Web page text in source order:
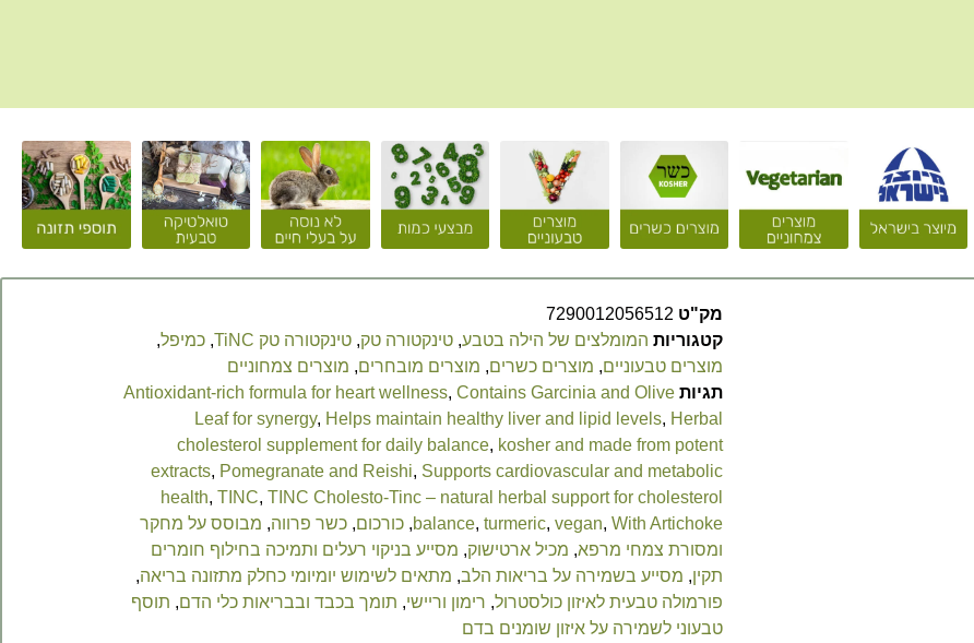
מק"ט 7290012056512
קטגוריות המומלצים של הילה בטבע, טינקטורה טק, טינקטורה טק TiNC , כמיפל,
מוצרים טבעוניים, מוצרים כשרים, מוצרים מובחרים, מוצרים צמחוניים
תגיות
Antioxidant-rich formula for heart wellness, Contains Garcinia and Olive
Leaf for synergy, Helps maintain healthy liver and lipid levels, Herbal
cholesterol supplement for daily balance, kosher and made from potent
extracts, Pomegranate and Reishi, Supports cardiovascular and metabolic
health, TINC, TINC Cholesto-Tinc – natural herbal support for cholesterol
balance, turmeric, vegan, With Artichoke
, כורכום, כשר פרווה, מבוסס על מחקר
ומסורת צמחי מרפא, מכיל ארטישוק, מסייע בניקוי רעלים ותמיכה בחילוף חומרים
תקין, מסייע בשמירה על בריאות הלב, מתאים לשימוש יומיומי כחלק מתזונה בריאה,
פורמולה טבעית לאיזון כולסטרול, רימון וריישי, תומך בכבד ובבריאות כלי הדם, תוסף
טבעוני לשמירה על איזון שומנים בדם